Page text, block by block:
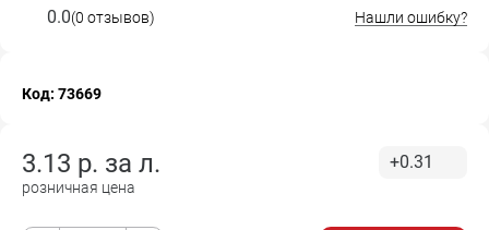
0.0(0 отзывов) Нашли ошибку?
Код: 73669
3.13 р. за л.
розничная цена
+0.31